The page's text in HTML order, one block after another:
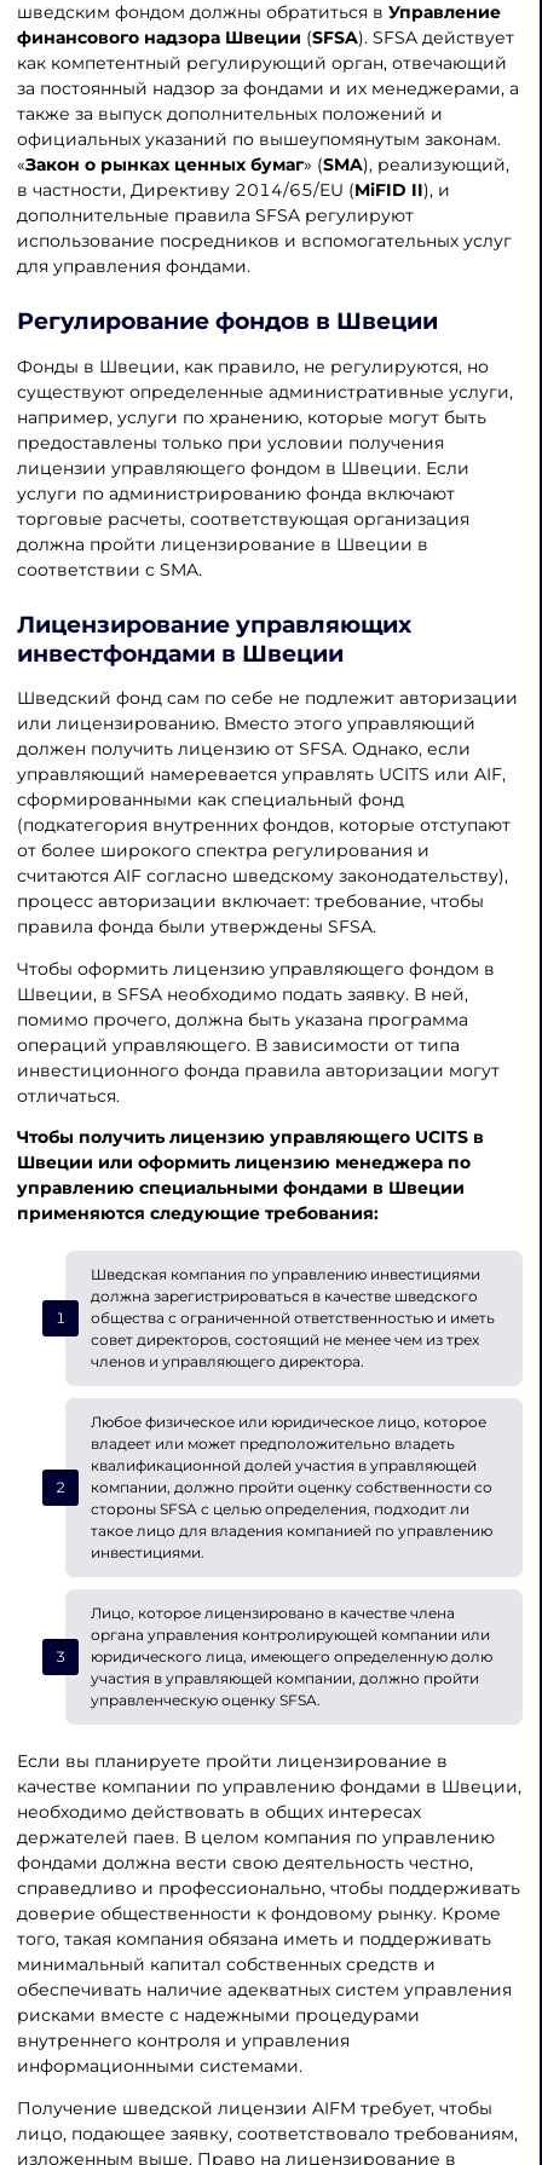
шведским фондом должны обратиться в Управление
финансового надзора Швеции (SFSA). SFSA действует
как компетентный регулирующий орган, отвечающий
за постоянный надзор за фондами и их менеджерами, а
также за выпуск дополнительных положений и
официальных указаний по вышеупомянутым законам.
«Закон о рынках ценных бумаг» (SMA), реализующий,
в частности, Директиву 2014/65/EU (MiFID II), и
дополнительные правила SFSA регулируют
использование посредников и вспомогательных услуг
для управления фондами.
Регулирование фондов в Швеции
Фонды в Швеции, как правило, не регулируются, но
существуют определенные административные услуги,
например, услуги по хранению, которые могут быть
предоставлены только при условии получения
лицензии управляющего фондом в Швеции. Если
услуги по администрированию фонда включают
торговые расчеты, соответствующая организация
должна пройти лицензирование в Швеции в
соответствии с SMA.
Лицензирование управляющих
инвестфондами в Швеции
Шведский фонд сам по себе не подлежит авторизации
или лицензированию. Вместо этого управляющий
должен получить лицензию от SFSA. Однако, если
управляющий намеревается управлять UCITS или AIF,
сформированными как специальный фонд
(подкатегория внутренних фондов, которые отступают
от более широкого спектра регулирования и
считаются AIF согласно шведскому законодательству),
процесс авторизации включает: требование, чтобы
правила фонда были утверждены SFSA.
Чтобы оформить лицензию управляющего фондом в
Швеции, в SFSA необходимо подать заявку. В ней,
помимо прочего, должна быть указана программа
операций управляющего. В зависимости от типа
инвестиционного фонда правила авторизации могут
отличаться.
Чтобы получить лицензию управляющего UCITS в
Швеции или оформить лицензию менеджера по
управлению специальными фондами в Швеции
применяются следующие требования:
Шведская компания по управлению инвестициями
должна зарегистрироваться в качестве шведского
общества с ограниченной ответственностью и иметь
совет директоров, состоящий не менее чем из трех
членов и управляющего директора.
Любое физическое или юридическое лицо, которое
владеет или может предположительно владеть
квалификационной долей участия в управляющей
компании, должно пройти оценку собственности со
стороны SFSA с целью определения, подходит ли
такое лицо для владения компанией по управлению
инвестициями.
Лицо, которое лицензировано в качестве члена
органа управления контролирующей компании или
юридического лица, имеющего определенную долю
участия в управляющей компании, должно пройти
управленческую оценку SFSA.
Если вы планируете пройти лицензирование в
качестве компании по управлению фондами в Швеции,
необходимо действовать в общих интересах
держателей паев. В целом компания по управлению
фондами должна вести свою деятельность честно,
справедливо и профессионально, чтобы поддерживать
доверие общественности к фондовому рынку. Кроме
того, такая компания обязана иметь и поддерживать
минимальный капитал собственных средств и
обеспечивать наличие адекватных систем управления
рисками вместе с надежными процедурами
внутреннего контроля и управления
информационными системами.
Получение шведской лицензии AIFM требует, чтобы
лицо, подающее заявку, соответствовало требованиям,
изложенным выше. Право на лицензирование в